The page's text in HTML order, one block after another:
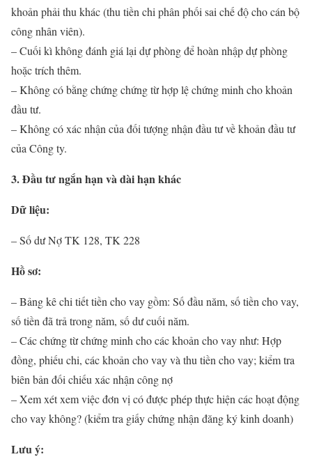
khoản phải thu khác (thu tiền chi phân phối sai chế độ cho cán bộ
công nhân viên).
– Cuối kì không đánh giá lại dự phòng để hoàn nhập dự phòng
hoặc trích thêm.
– Không có bằng chứng chứng từ hợp lệ chứng minh cho khoản
đầu tư.
– Không có xác nhận của đối tượng nhận đầu tư về khoản đầu tư
của Công ty.
3. Đầu tư ngắn hạn và dài hạn khác
Dữ liệu:
– Số dư Nợ TK 128, TK 228
Hồ sơ:
– Bảng kê chi tiết tiền cho vay gồm: Số đầu năm, số tiền cho vay,
số tiền đã trả trong năm, số dư cuối năm.
– Các chứng từ chứng minh cho các khoản cho vay như: Hợp
đồng, phiếu chi, các khoản cho vay và thu tiền cho vay; kiểm tra
biên bản đối chiếu xác nhận công nợ
– Xem xét xem việc đơn vị có được phép thực hiện các hoạt động
cho vay không? (kiểm tra giấy chứng nhận đăng ký kinh doanh)
Lưu ý: